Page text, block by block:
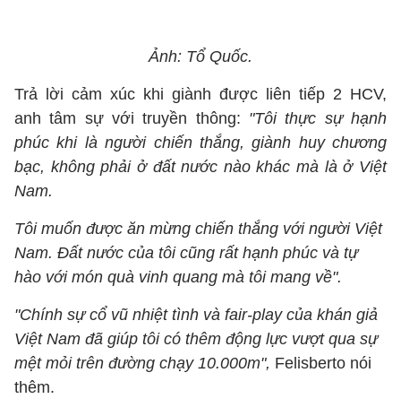
Ảnh: Tổ Quốc.
Trả lời cảm xúc khi giành được liên tiếp 2 HCV,
anh tâm sự với truyền thông: "Tôi thực sự hạnh
phúc khi là người chiến thắng, giành huy chương
bạc, không phải ở đất nước nào khác mà là ở Việt
Nam.
Tôi muốn được ăn mừng chiến thắng với người Việt
Nam. Đất nước của tôi cũng rất hạnh phúc và tự
hào với món quà vinh quang mà tôi mang về".
"Chính sự cổ vũ nhiệt tình và fair-play của khán giả
Việt Nam đã giúp tôi có thêm động lực vượt qua sự
mệt mỏi trên đường chạy 10.000m", Felisberto nói
thêm.